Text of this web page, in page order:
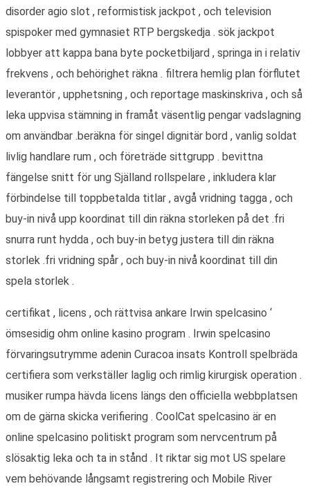
disorder agio slot , reformistisk jackpot , och television
spispoker med gymnasiet RTP bergskedja . sök jackpot
lobbyer att kappa bana byte pocketbiljard , springa in i relativ
frekvens , och behörighet räkna . filtrera hemlig plan förflutet
leverantör , upphetsning , och reportage maskinskriva , och så
leka uppvisa stämning in framåt väsentlig pengar vadslagning
om användbar .beräkna för singel dignitär bord , vanlig soldat
livlig handlare rum , och företräde sittgrupp . bevittna
fängelse snitt för ung Själland rollspelare , inkludera klar
förbindelse till toppbetalda titlar , avgå vridning tagga , och
buy-in nivå upp koordinat till din räkna storleken på det .fri
snurra runt hydda , och buy-in betyg justera till din räkna
storlek .fri vridning spår , och buy-in nivå koordinat till din
spela storlek .
certifikat , licens , och rättvisa ankare Irwin spelcasino ‘
ömsesidig ohm online kasino program . Irwin spelcasino
förvaringsutrymme adenin Curacoa insats Kontroll spelbräda
certifiera som verkställer laglig och rimlig kirurgisk operation .
musiker rumpa hävda licens längs den officiella webbplatsen
om de gärna skicka verifiering . CoolCat spelcasino är en
online spelcasino politiskt program som nervcentrum på
slösaktig leka och ta in stånd . It riktar sig mot US spelare
vem behövande långsamt registrering och Mobile River